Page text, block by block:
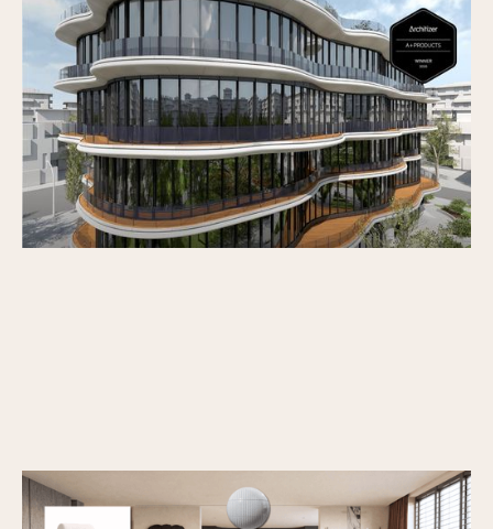
Vectorworks Architect 2026 laureatem
nagrody Architizer A+Product Popular
Choice Award
Opublikowano30/6/2026
Coffee break: twórz fotorealistyczne